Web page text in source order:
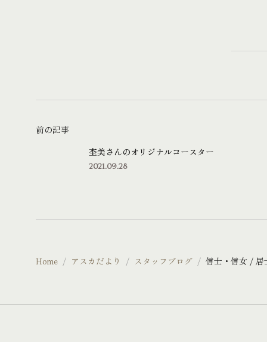
前の記事
杢美さんのオリジナルコースター
2021.09.28
Home アスカだより スタッフブログ 信士・信女 / 居